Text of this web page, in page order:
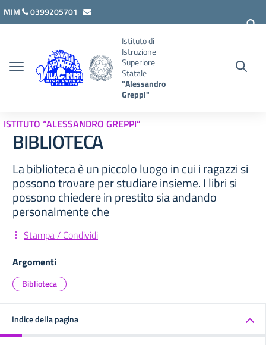
Vai ai contenuti
Vai al menu di navigazione
Vai al footer
MIM
0399205701
Istituto di
Istruzione
Superiore
Statale
"Alessandro
Greppi"
ISTITUTO “ALESSANDRO GREPPI”
BIBLIOTECA
La biblioteca è un piccolo luogo in cui i ragazzi si
possono trovare per studiare insieme. I libri si
possono chiedere in prestito sia andando
personalmente che
Stampa / Condividi
Argomenti
Biblioteca
Indice della pagina